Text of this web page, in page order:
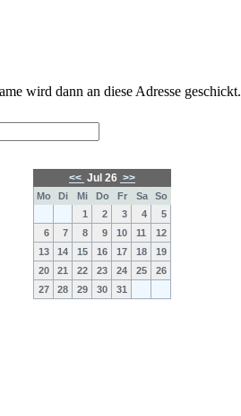
wird dann an diese Adresse geschickt.
<< Jul 26 >>
Mo Di Mi Do Fr Sa
So
1
2 3 4
5
6
7 8 9 10 11
12
13
14 15 16 17 18
19
20
21 22 23 24 25
26
27
28 29 30 31